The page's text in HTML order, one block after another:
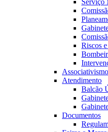
Serviço
Riscos
Associativismo
Atendimento
Balcão
Documentos